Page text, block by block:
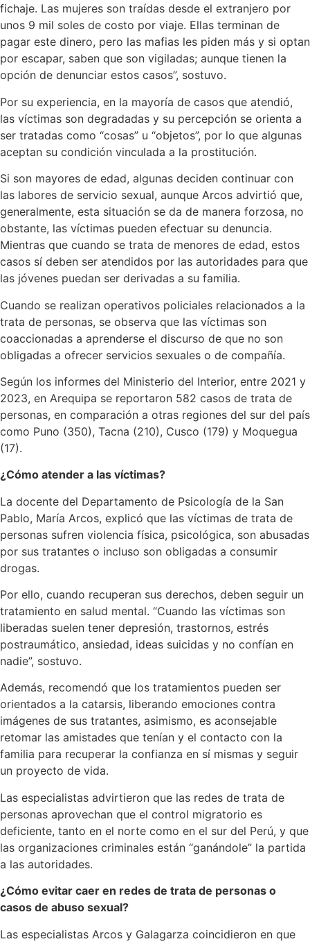
fichaje. Las mujeres son traídas desde el extranjero por
unos 9 mil soles de costo por viaje. Ellas terminan de
pagar este dinero, pero las mafias les piden más y si optan
por escapar, saben que son vigiladas; aunque tienen la
opción de denunciar estos casos”, sostuvo.
Por su experiencia, en la mayoría de casos que atendió,
las víctimas son degradadas y su percepción se orienta a
ser tratadas como “cosas” u “objetos”, por lo que algunas
aceptan su condición vinculada a la prostitución.
Si son mayores de edad, algunas deciden continuar con
las labores de servicio sexual, aunque Arcos advirtió que,
generalmente, esta situación se da de manera forzosa, no
obstante, las víctimas pueden efectuar su denuncia.
Mientras que cuando se trata de menores de edad, estos
casos sí deben ser atendidos por las autoridades para que
las jóvenes puedan ser derivadas a su familia.
Cuando se realizan operativos policiales relacionados a la
trata de personas, se observa que las víctimas son
coaccionadas a aprenderse el discurso de que no son
obligadas a ofrecer servicios sexuales o de compañía.
Según los informes del Ministerio del Interior, entre 2021 y
2023, en Arequipa se reportaron 582 casos de trata de
personas, en comparación a otras regiones del sur del país
como Puno (350), Tacna (210), Cusco (179) y Moquegua
(17).
¿Cómo atender a las víctimas?
La docente del Departamento de Psicología de la San
Pablo, María Arcos, explicó que las víctimas de trata de
personas sufren violencia física, psicológica, son abusadas
por sus tratantes o incluso son obligadas a consumir
drogas.
Por ello, cuando recuperan sus derechos, deben seguir un
tratamiento en salud mental. “Cuando las víctimas son
liberadas suelen tener depresión, trastornos, estrés
postraumático, ansiedad, ideas suicidas y no confían en
nadie”, sostuvo.
Además, recomendó que los tratamientos pueden ser
orientados a la catarsis, liberando emociones contra
imágenes de sus tratantes, asimismo, es aconsejable
retomar las amistades que tenían y el contacto con la
familia para recuperar la confianza en sí mismas y seguir
un proyecto de vida.
Las especialistas advirtieron que las redes de trata de
personas aprovechan que el control migratorio es
deficiente, tanto en el norte como en el sur del Perú, y que
las organizaciones criminales están “ganándole” la partida
a las autoridades.
¿Cómo evitar caer en redes de trata de personas o
casos de abuso sexual?
Las especialistas Arcos y Galagarza coincidieron en que